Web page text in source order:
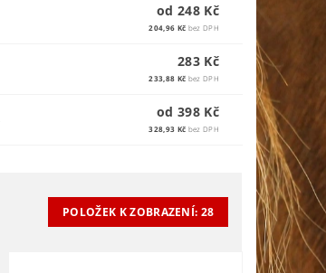
od 248 Kč
204,96 Kč bez DPH
283 Kč
233,88 Kč bez DPH
od 398 Kč
328,93 Kč bez DPH
POLOŽEK K ZOBRAZENÍ: 28